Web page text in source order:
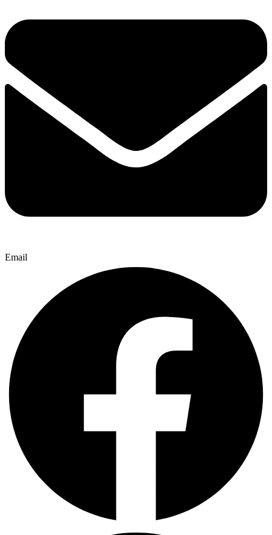
Email